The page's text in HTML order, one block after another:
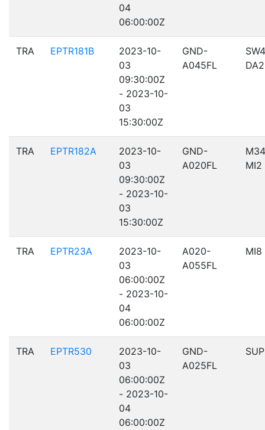
04
06:00:00Z
TRA EPTR181B
2023-10-
03
09:30:00Z
- 2023-10-
03
15:30:00Z
GND-
A045FL
TRA EPTR182A
2023-10-
03
09:30:00Z
- 2023-10-
03
15:30:00Z
GND-
A020FL
MI2
TRA EPTR23A
2023-10-
03
06:00:00Z
- 2023-10-
04
06:00:00Z
A020-
A055FL
MI8
TRA EPTR530
2023-10-
03
06:00:00Z
- 2023-10-
04
06:00:00Z
GND-
A025FL